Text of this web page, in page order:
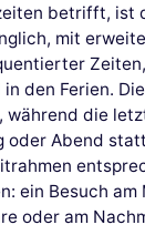
betrifft, ist
mit
den Ferien.
während die
oder Abend
ein Besuch
oder am